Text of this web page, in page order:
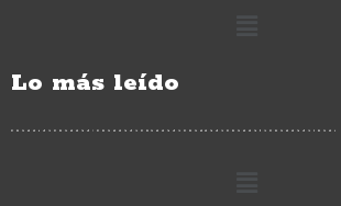
Lo más leído